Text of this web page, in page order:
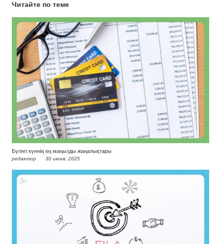
Читайте по теме
Бүгінгі күннің ең маңызды жаңалықтары
редактор 30 июня, 2025